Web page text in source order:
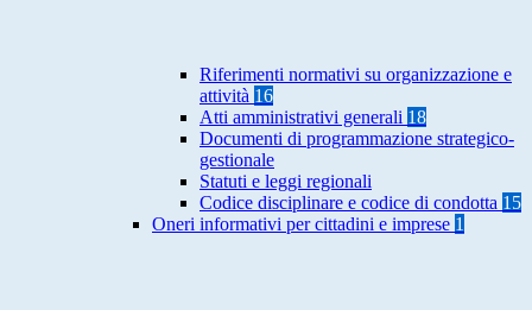
Riferimenti normativi su organizzazione e
attività 16
Atti amministrativi generali 18
Documenti di programmazione strategico-
gestionale
Statuti e leggi regionali
Codice disciplinare e codice di condotta 15
Oneri informativi per cittadini e imprese 1